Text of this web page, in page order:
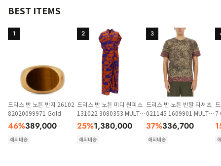
BEST ITEMS
1
드리스 반 노튼 반지 26102
82020099971 Gold
46%389,000
해외배송
2
드리스 반 노튼 미디 원피스
131022 3080353 MULTIC
OLOUR
25%1,380,000
해외배송
3
드리스 반 노튼 반팔 티셔츠
021145 1609901 MULTIC
OLOUR
37%336,700
해외배송
7